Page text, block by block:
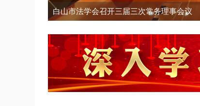
白山市法学会召开三届三次常务理事会议